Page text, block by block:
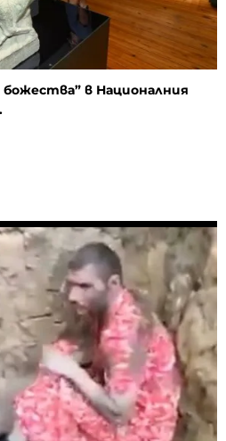
в Националния